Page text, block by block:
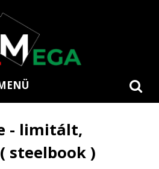
- limitált,
steelbook )